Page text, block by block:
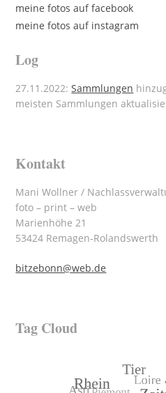
meine fotos auf facebook
meine fotos auf instagram
Log
27.11.2022:Sammlungen
meisten Sammlungen
Kontakt
Mani Wollner /
foto – print – web
Marienhöhe 21
53424 Remagen-Rolandswerth
bitzebonn@web.de
Tag Cloud